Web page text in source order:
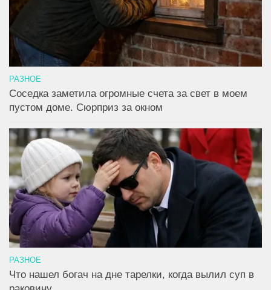
РАЗНОЕ
Соседка заметила огромные счета за свет в моем
пустом доме. Сюрприз за окном
РАЗНОЕ
Что нашел богач на дне тарелки, когда вылил суп в